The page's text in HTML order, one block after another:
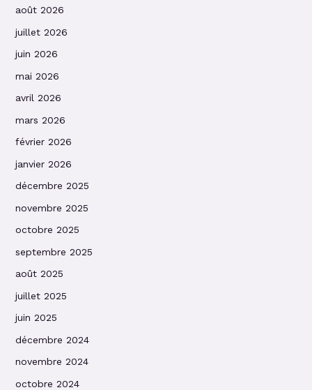
août 2026
juillet 2026
juin 2026
mai 2026
avril 2026
mars 2026
février 2026
janvier 2026
décembre 2025
novembre 2025
octobre 2025
septembre 2025
août 2025
juillet 2025
juin 2025
décembre 2024
novembre 2024
octobre 2024